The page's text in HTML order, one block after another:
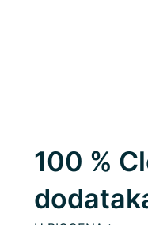
100 %